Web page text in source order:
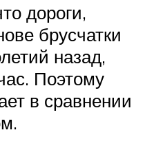
дороги,
брусчатки
назад,
Поэтому
в сравнении